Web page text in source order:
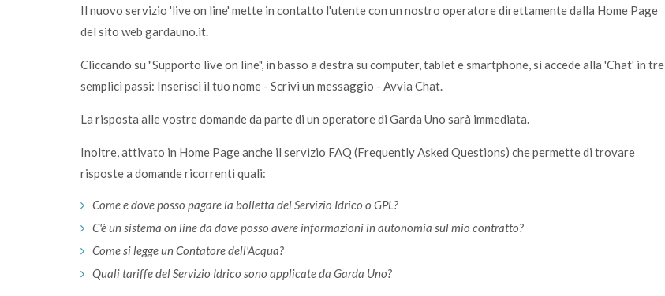
Il nuovo servizio 'live on line' mette in contatto l'utente con un nostro operatore direttamente dalla Home Page
del sito web gardauno.it.
Cliccando su "Supporto live on line", in basso a destra su computer, tablet e smartphone, si accede alla 'Chat' in tre
semplici passi: Inserisci il tuo nome - Scrivi un messaggio - Avvia Chat.
La risposta alle vostre domande da parte di un operatore di Garda Uno sarà immediata.
Inoltre, attivato in Home Page anche il servizio FAQ (Frequently Asked Questions) che permette di trovare
risposte a domande ricorrenti quali:
Come e dove posso pagare la bolletta del Servizio Idrico o GPL?
C'è un sistema on line da dove posso avere informazioni in autonomia sul mio contratto?
Come si legge un Contatore dell'Acqua?
Quali tariffe del Servizio Idrico sono applicate da Garda Uno?